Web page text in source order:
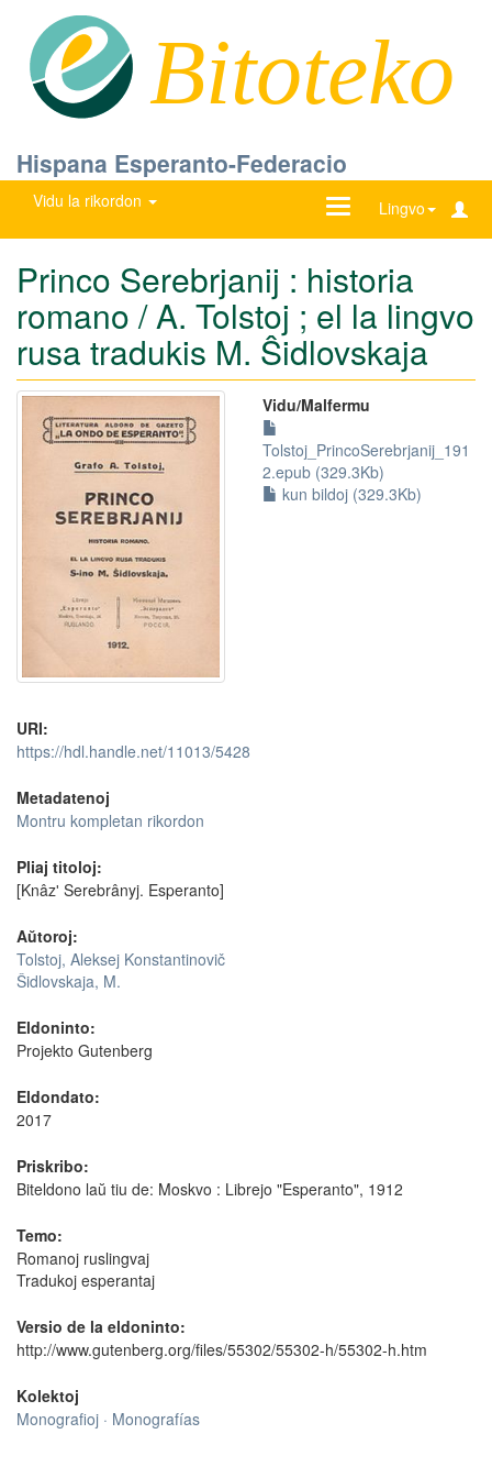
Bitoteko
Hispana Esperanto-Federacio
Vidu la rikordon Lingvo
Ŝanĝu
Princo Serebrjanij : historia
romano / A. Tolstoj ; el la lingvo
rusa tradukis M. Ŝidlovskaja
Vidu/Malfermu
Tolstoj_PrincoSerebrjanij_191
2.epub (329.3Kb)
kun bildoj (329.3Kb)
URI:
https://hdl.handle.net/11013/5428
Metadatenoj
Montru kompletan rikordon
Pliaj titoloj:
[Knâzʹ Serebrânyj. Esperanto]
Aŭtoroj:
Tolstoj, Aleksej Konstantinovič
Ŝidlovskaja, M.
Eldoninto:
Projekto Gutenberg
Eldondato:
2017
Priskribo:
Biteldono laŭ tiu de: Moskvo : Librejo "Esperanto", 1912
Temo:
Romanoj ruslingvaj
Tradukoj esperantaj
Versio de la eldoninto:
http://www.gutenberg.org/files/55302/55302-h/55302-h.htm
Kolektoj
Monografioj · Monografías